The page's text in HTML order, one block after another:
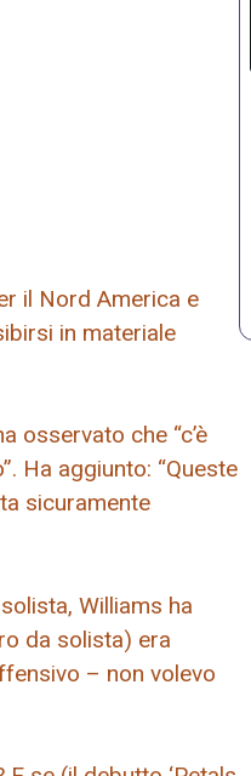
il Nord America e
in materiale
osservato che “c’è
Ha aggiunto: “Queste
sicuramente
Williams ha
da solista) era
– non volevo